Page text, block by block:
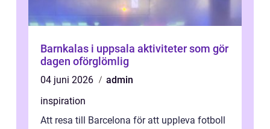
Barnkalas i uppsala aktiviteter som gör
dagen oförglömlig
04 juni 2026
admin
inspiration
Att resa till Barcelona för att uppleva fotboll